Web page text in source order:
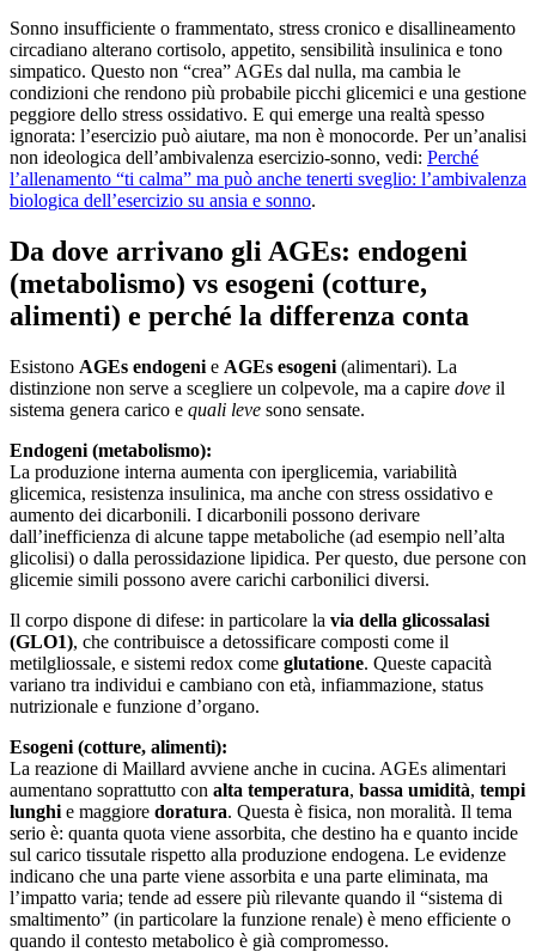
Sonno insufficiente o frammentato, stress cronico e disallineamento
circadiano alterano cortisolo, appetito, sensibilità insulinica e tono
simpatico. Questo non “crea” AGEs dal nulla, ma cambia le
condizioni che rendono più probabile picchi glicemici e una gestione
peggiore dello stress ossidativo. E qui emerge una realtà spesso
ignorata: l’esercizio può aiutare, ma non è monocorde. Per un’analisi
non ideologica dell’ambivalenza esercizio-sonno, vedi: Perché
l’allenamento “ti calma” ma può anche tenerti sveglio: l’ambivalenza
biologica dell’esercizio su ansia e sonno.
Da dove arrivano gli AGEs: endogeni
(metabolismo) vs esogeni (cotture,
alimenti) e perché la differenza conta
Esistono AGEs endogeni e AGEs esogeni (alimentari). La
distinzione non serve a scegliere un colpevole, ma a capire dove il
sistema genera carico e quali leve sono sensate.
Endogeni (metabolismo):
La produzione interna aumenta con iperglicemia, variabilità
glicemica, resistenza insulinica, ma anche con stress ossidativo e
aumento dei dicarbonili. I dicarbonili possono derivare
dall’inefficienza di alcune tappe metaboliche (ad esempio nell’alta
glicolisi) o dalla perossidazione lipidica. Per questo, due persone con
glicemie simili possono avere carichi carbonilici diversi.
Il corpo dispone di difese: in particolare la via della glicossalasi
(GLO1), che contribuisce a detossificare composti come il
metilgliossale, e sistemi redox come glutatione. Queste capacità
variano tra individui e cambiano con età, infiammazione, status
nutrizionale e funzione d’organo.
Esogeni (cotture, alimenti):
La reazione di Maillard avviene anche in cucina. AGEs alimentari
aumentano soprattutto con alta temperatura, bassa umidità, tempi
lunghi e maggiore doratura. Questa è fisica, non moralità. Il tema
serio è: quanta quota viene assorbita, che destino ha e quanto incide
sul carico tissutale rispetto alla produzione endogena. Le evidenze
indicano che una parte viene assorbita e una parte eliminata, ma
l’impatto varia; tende ad essere più rilevante quando il “sistema di
smaltimento” (in particolare la funzione renale) è meno efficiente o
quando il contesto metabolico è già compromesso.